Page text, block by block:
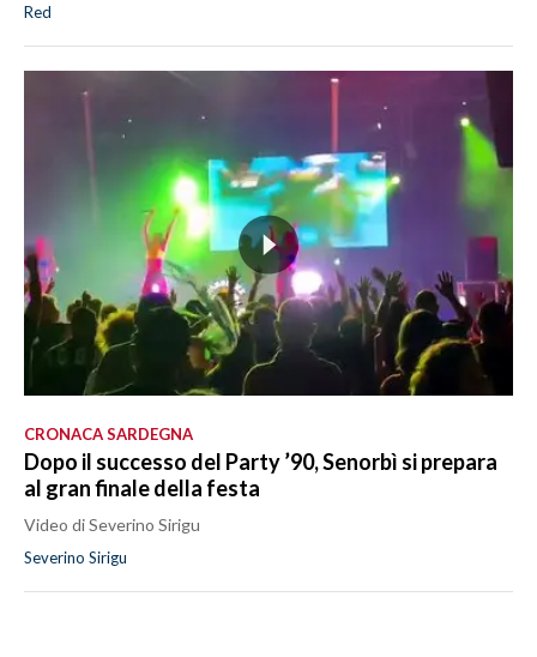
Red
CRONACA SARDEGNA
Dopo il successo del Party ’90, Senorbì si prepara
al gran finale della festa
Video di Severino Sirigu
Severino Sirigu